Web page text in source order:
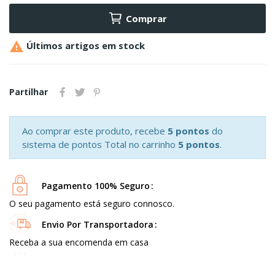
Comprar
 Últimos artigos em stock
Partilhar
Ao comprar este produto, recebe 5 pontos do
sistema de pontos Total no carrinho 5 pontos.
Pagamento 100% Seguro
O seu pagamento está seguro connosco.
Envio Por Transportadora
Receba a sua encomenda em casa